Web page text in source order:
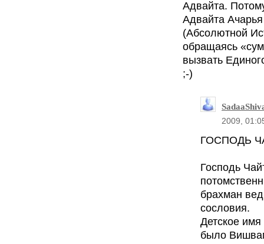
Адвайта.
Адвайта
(Абсолютной
обращаясь
вызвать
;-)
2009,
ГОСПОДЬ
Господь
брахман
сословия.
Детское имя
было